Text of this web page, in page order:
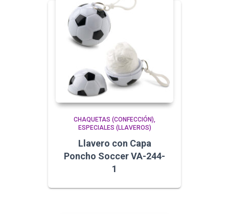
CHAQUETAS (CONFECCIÓN)
ESPECIALES (LLAVEROS)
Llavero con Capa
Poncho Soccer VA-244-
1